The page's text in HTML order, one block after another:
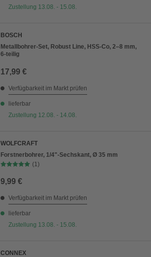
Zustellung 13.08. - 15.08.
BOSCH
Metallbohrer-Set, Robust Line, HSS-Co, 2–8 mm,
6-teilig
17,99 €
Verfügbarkeit im Markt prüfen
lieferbar
Zustellung 12.08. - 14.08.
WOLFCRAFT
Forstnerbohrer, 1/4"-Sechskant, Ø 35 mm
(1)
9,99 €
Verfügbarkeit im Markt prüfen
lieferbar
Zustellung 13.08. - 15.08.
CONNEX